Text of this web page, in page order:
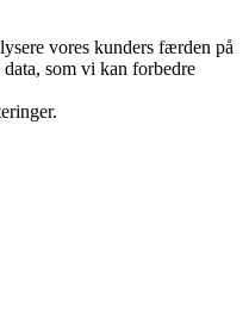
vores kunders færden på
som vi kan forbedre